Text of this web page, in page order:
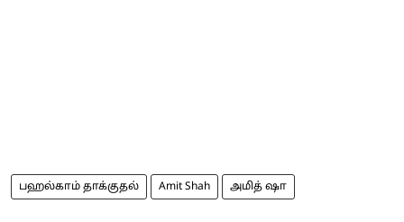
பஹல்காம் தாக்குதல் Amit Shah அமித் ஷா